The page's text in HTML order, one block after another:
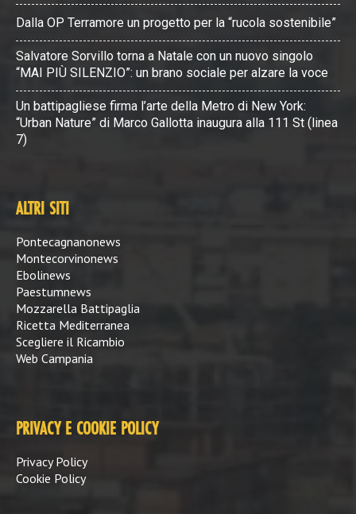
Dalla OP Terramore un progetto per la “rucola sostenibile”
Salvatore Sorvillo torna a Natale con un nuovo singolo
“MAI PIÙ SILENZIO”: un brano sociale per alzare la voce
Un battipagliese firma l’arte della Metro di New York:
“Urban Nature” di Marco Gallotta inaugura alla 111 St (linea
7)
ALTRI SITI
Pontecagnanonews
Montecorvinonews
Ebolinews
Paestumnews
Mozzarella Battipaglia
Ricetta Mediterranea
Scegliere il Ricambio
Web Campania
PRIVACY E COOKIE POLICY
Privacy Policy
Cookie Policy